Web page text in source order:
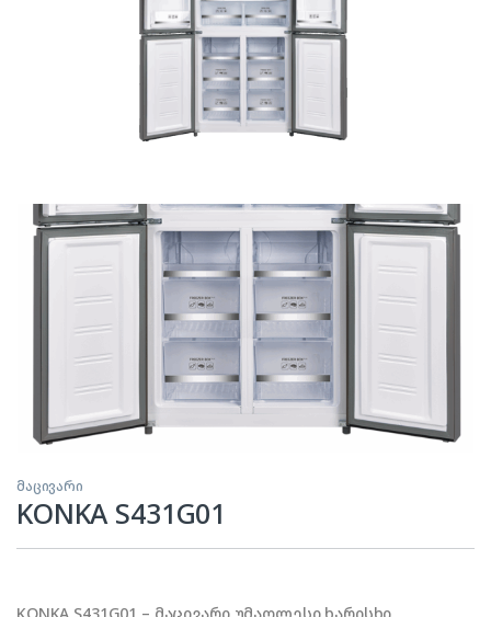
მაცივარი
KONKA S431G01